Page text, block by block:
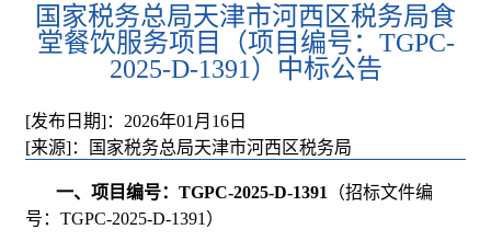
国家税务总局天津市河西区税务局食
堂餐饮服务项目（项目编号：TGPC-
2025-D-1391）中标公告
[发布日期]：2026年01月16日
[来源]：国家税务总局天津市河西区税务局
一、项目编号：TGPC-2025-D-1391
（招标文件编
号：TGPC-2025-D-1391）